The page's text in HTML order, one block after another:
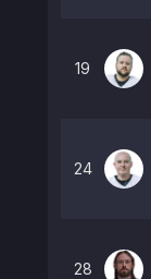
19
24
28